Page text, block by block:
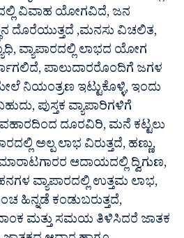
ವಿವಾಹ ಯೋಗವಿದೆ, ಜನ
ದೊರೆಯುತ್ತದೆ ,ಮನಸು ವಿಚಲಿತ,
ವ್ಯಾಪಾರದಲ್ಲಿ ಲಾಭದ ಯೋಗ
ಪಾಲುದಾರರೊಂದಿಗೆ ಜಗಳ
ನಿಯಂತ್ರಣ ಇಟ್ಟುಕೊಳ್ಳಿ, ಇಂದು
ಪುಸ್ತಕ ವ್ಯಾಪಾರಿಗಳಿಗೆ
ದೂರವಿರಿ, ಮನೆ ಕಟ್ಟಲು
ಅಲ್ಪ ಲಾಭ ವಿರುತ್ತದೆ, ಹಣ್ಣು,
ಆದಾಯದಲ್ಲಿ ದ್ವಿಗುಣ,
ವ್ಯಾಪಾರದಲ್ಲಿ ಉತ್ತಮ ಲಾಭ,
ಹಿನ್ನಡೆ ಕಂಡುಬರುತ್ತದೆ,
ಮತ್ತು ಸಮಯ ತಿಳಿಸಿದರೆ ಜಾತಕ